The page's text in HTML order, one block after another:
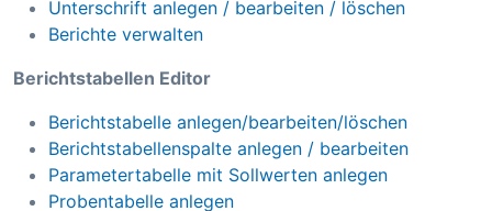
Unterschrift anlegen / bearbeiten / löschen
Berichte verwalten
Berichtstabellen Editor
Berichtstabelle anlegen/bearbeiten/löschen
Berichtstabellenspalte anlegen / bearbeiten
Parametertabelle mit Sollwerten anlegen
Probentabelle anlegen